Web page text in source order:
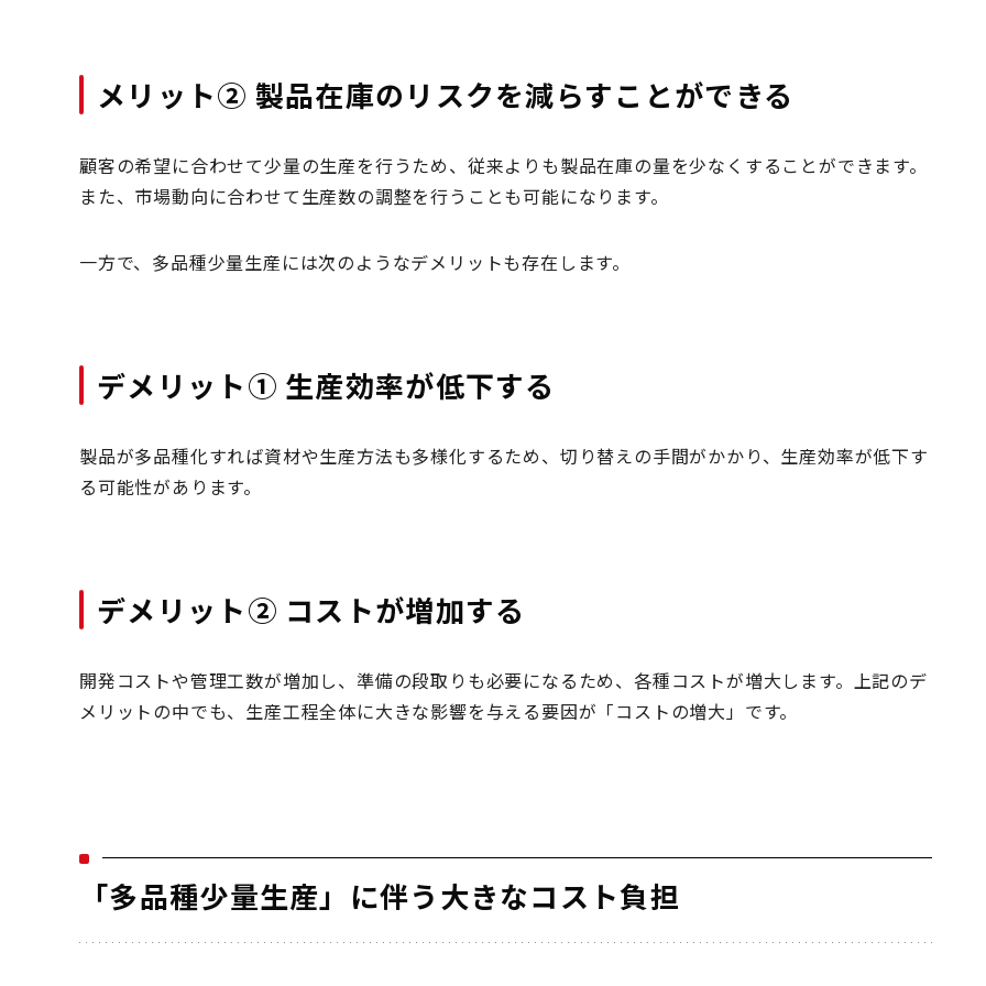
メリット② 製品在庫のリスクを減らすことができる
顧客の希望に合わせて少量の生産を行うため、従来よりも製品在庫の量を少なくすることができます。
また、市場動向に合わせて生産数の調整を行うことも可能になります。
一方で、多品種少量生産には次のようなデメリットも存在します。
デメリット① 生産効率が低下する
製品が多品種化すれば資材や生産方法も多様化するため、切り替えの手間がかかり、生産効率が低下す
る可能性があります。
デメリット② コストが増加する
開発コストや管理工数が増加し、準備の段取りも必要になるため、各種コストが増大します。上記のデ
メリットの中でも、生産工程全体に大きな影響を与える要因が「コストの増大」です。
「多品種少量生産」に伴う大きなコスト負担